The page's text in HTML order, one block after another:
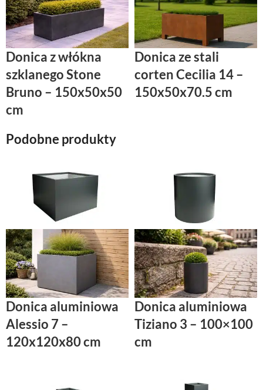
Donica z włókna
szklanego Stone
Bruno – 150x50x50
cm
Donica ze stali
corten Cecilia 14 –
150x50x70.5 cm
Podobne produkty
Donica aluminiowa
Alessio 7 –
120x120x80 cm
Donica aluminiowa
Tiziano 3 – 100×100
cm